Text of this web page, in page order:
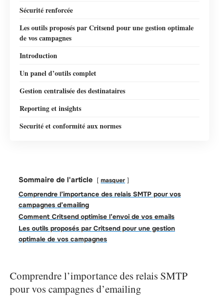
Sécurité renforcée
Les outils proposés par Critsend pour une gestion optimale
de vos campagnes
Introduction
Un panel d’outils complet
Gestion centralisée des destinataires
Reporting et insights
Securité et conformité aux normes
Sommaire de l'article masquer
Comprendre l’importance des relais SMTP pour vos
campagnes d’emailing
Comment Critsend optimise l’envoi de vos emails
Les outils proposés par Critsend pour une gestion
optimale de vos campagnes
Comprendre l’importance des relais SMTP
pour vos campagnes d’emailing